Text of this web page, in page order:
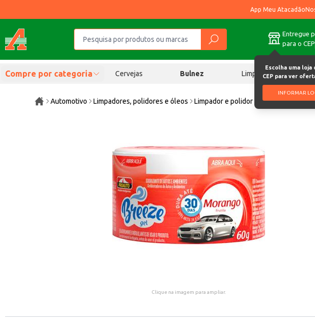
App Meu Atacadão
Entregue
para o CEP
Escolha uma loja
CEP para ver
INFORMAR
Compre por categoria Cervejas Bulnez Limpeza
Automotivo Limpadores, polidores e óleos Limpador e polidor Odorizante em
Clique na imagem para ampliar.